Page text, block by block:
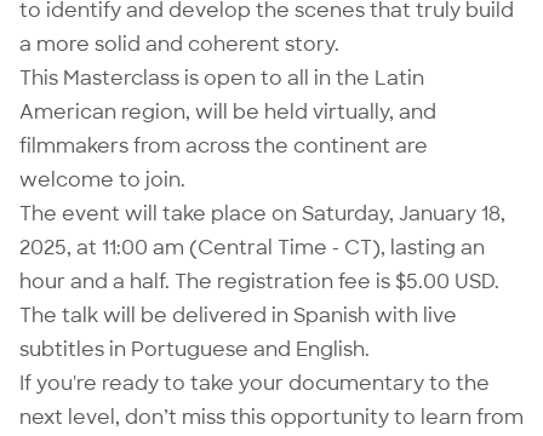
to identify and develop the scenes that truly build
a more solid and coherent story.
This Masterclass is open to all in the Latin
American region, will be held virtually, and
filmmakers from across the continent are
welcome to join.
The event will take place on Saturday, January 18,
2025, at 11:00 am (Central Time - CT), lasting an
hour and a half. The registration fee is $5.00 USD.
The talk will be delivered in Spanish with live
subtitles in Portuguese and English.
If you're ready to take your documentary to the
next level, don’t miss this opportunity to learn from